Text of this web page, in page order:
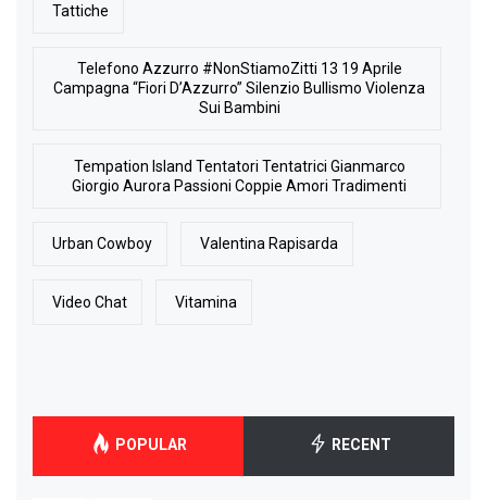
Tattiche
Telefono Azzurro #NonStiamoZitti 13 19 Aprile
Campagna “Fiori D’Azzurro” Silenzio Bullismo Violenza
Sui Bambini
Tempation Island Tentatori Tentatrici Gianmarco
Giorgio Aurora Passioni Coppie Amori Tradimenti
Urban Cowboy Valentina Rapisarda
Video Chat Vitamina
POPULAR RECENT